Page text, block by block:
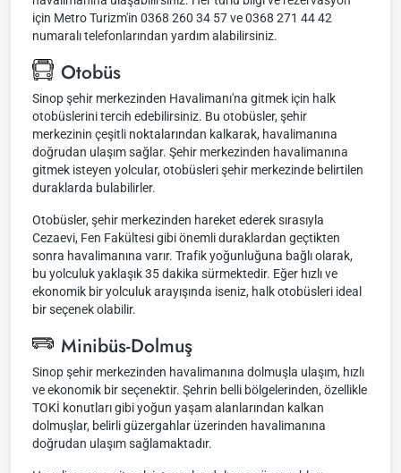
için Metro Turizm'in 0368 260 34 57 ve 0368 271 44 42
numaralı telefonlarından yardım alabilirsiniz.
Otobüs
Sinop şehir merkezinden Havalimanı'na gitmek için halk
otobüslerini tercih edebilirsiniz. Bu otobüsler, şehir
merkezinin çeşitli noktalarından kalkarak, havalimanına
doğrudan ulaşım sağlar. Şehir merkezinden havalimanına
gitmek isteyen yolcular, otobüsleri şehir merkezinde belirtilen
duraklarda bulabilirler.
Otobüsler, şehir merkezinden hareket ederek sırasıyla
Cezaevi, Fen Fakültesi gibi önemli duraklardan geçtikten
sonra havalimanına varır. Trafik yoğunluğuna bağlı olarak,
bu yolculuk yaklaşık 35 dakika sürmektedir. Eğer hızlı ve
ekonomik bir yolculuk arayışında iseniz, halk otobüsleri ideal
bir seçenek olabilir.
Minibüs-Dolmuş
Sinop şehir merkezinden havalimanına dolmuşla ulaşım, hızlı
ve ekonomik bir seçenektir. Şehrin belli bölgelerinden, özellikle
TOKİ konutları gibi yoğun yaşam alanlarından kalkan
dolmuşlar, belirli güzergahlar üzerinden havalimanına
doğrudan ulaşım sağlamaktadır.